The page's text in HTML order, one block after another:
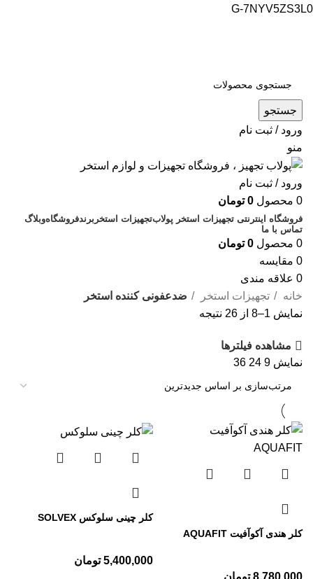
G-7NYV5ZS3L0
جستجو
ورود / ثبت نام
منو
ورود / ثبت نام
0 محصول 0 تومان
فروشگاه اینترنتی تجهیزات استخر پولابتجهیزات استخر برندفروشگاهوبلاگ
تماس با ما
0 محصول 0 تومان
0 مقایسه
0 علاقه مندی
خانه تجهیزات استخر
ضدعفونی کننده استخر
نمایش 1–8 از 26 نتیجه
مشاهده فیلترها
نمایش 9
24
36
کلر هندی آکوآفیت AQUAFIT
کلر چینی سلوکس SOLVEX
5,400,000 تومان